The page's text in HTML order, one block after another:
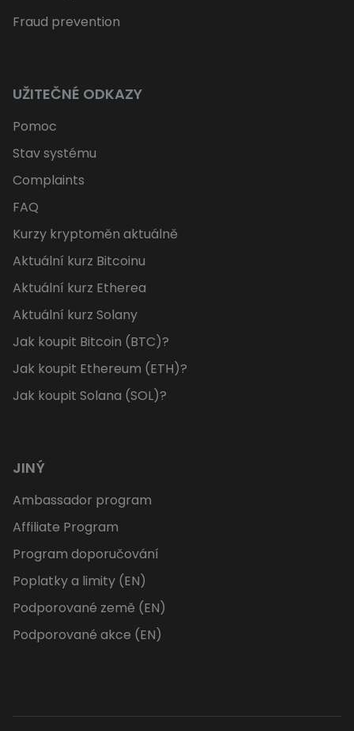
Fraud prevention
UŽITEČNÉ ODKAZY
Pomoc
Stav systému
Complaints
FAQ
Kurzy kryptoměn aktuálně
Aktuální kurz Bitcoinu
Aktuální kurz Etherea
Aktuální kurz Solany
Jak koupit Bitcoin (BTC)?
Jak koupit Ethereum (ETH)?
Jak koupit Solana (SOL)?
JINÝ
Ambassador program
Affiliate Program
Program doporučování
Poplatky a limity (EN)
Podporované země (EN)
Podporované akce (EN)